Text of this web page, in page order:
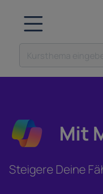
Mit
Steigere Deine